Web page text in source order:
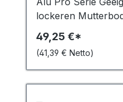
möchten, zögern
bei der Gestaltung
Banners zu helfen!
lockeren
49,25 €*
(41,39 € Netto)